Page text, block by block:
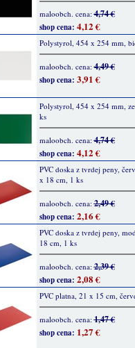
maloobch. cena:4,74 €
shop cena: 4,12 €
Polystyrol, 454 x 254 mm,
maloobch. cena:4,49 €
shop cena: 3,91 €
Polystyrol, 454 x 254 mm,
ks
maloobch. cena:4,74 €
shop cena: 4,12 €
PVC doska z tvrdej peny,
x 18 cm, 1 ks
maloobch. cena:2,49 €
shop cena: 2,16 €
PVC doska z tvrdej peny,
18 cm, 1 ks
maloobch. cena:2,39 €
shop cena: 2,08 €
PVC platna, 21 x 15 cm,
maloobch. cena:1,47 €
shop cena: 1,27 €